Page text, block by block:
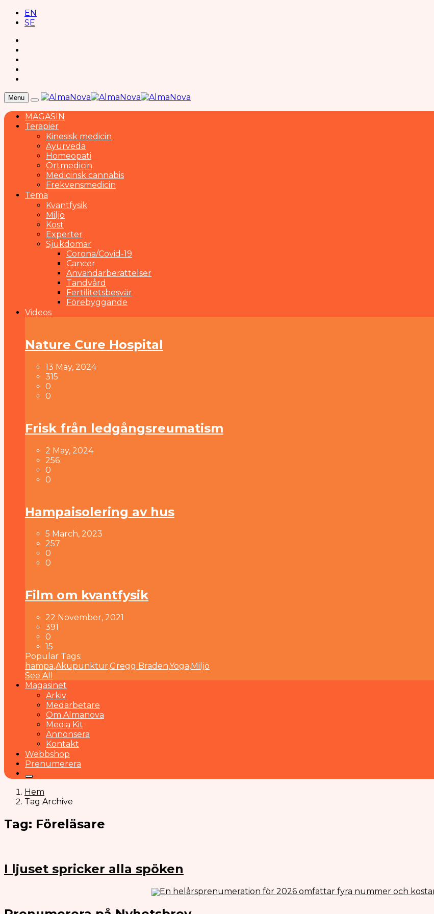
EN
SE
Menu
MAGASIN
Terapier
Kinesisk medicin
Ayurveda
Homeopati
Örtmedicin
Medicinsk cannabis
Frekvensmedicin
Tema
Kvantfysik
Miljö
Kost
Experter
Sjukdomar
Corona/Covid-19
Cancer
Användarberättelser
Tandvård
Fertilitetsbesvär
Förebyggande
Videos
Nature Cure Hospital
13 May, 2024
315
0
0
Frisk från ledgångsreumatism
2 May, 2024
256
0
0
Hampaisolering av hus
5 March, 2023
257
0
0
Film om kvantfysik
22 November, 2021
391
0
15
Popular Tags:
hampa,Akupunktur,Gregg Braden,Yoga,Miljö
See All
Magasinet
Arkiv
Medarbetare
Om Almanova
Media Kit
Annonsera
Kontakt
Webbshop
Prenumerera
Hem
Tag Archive
Tag: Föreläsare
I ljuset spricker alla spöken
En helårsprenumeration för 2026 omfattar fyra nummer och